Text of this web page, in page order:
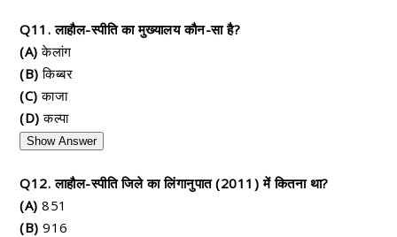
Q11. लाहौल-स्पीति का मुख्यालय कौन-सा है?
(A) केलांग
(B) किब्बर
(C) काजा
(D) कल्पा
Show Answer
Q12. लाहौल-स्पीति जिले का लिंगानुपात (2011) में कितना था?
(A) 851
(B) 916